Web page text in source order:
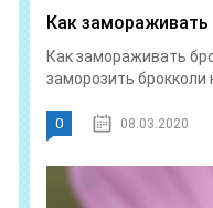
Как замораживать
Как замораживать
заморозить брокколи
0 08.03.2020